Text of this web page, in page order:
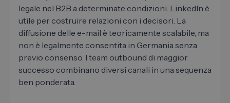
legale nel B2B a determinate condizioni. LinkedIn è
utile per costruire relazioni con i decisori. La
diffusione delle e-mail è teoricamente scalabile, ma
non è legalmente consentita in Germania senza
previo consenso. I team outbound di maggior
successo combinano diversi canali in una sequenza
ben ponderata.